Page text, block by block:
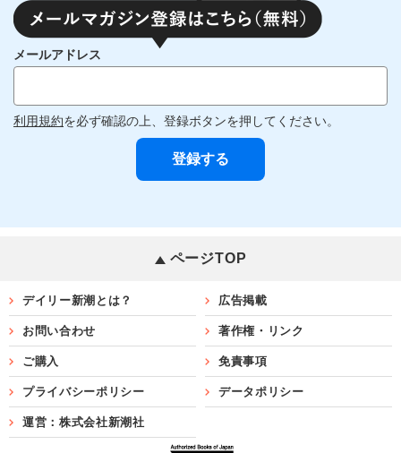
メールアドレス
利用規約を必ず確認の上、登録ボタンを押してください。
ページTOP
デイリー新潮とは？ 広告掲載
お問い合わせ 著作権・リンク
ご購入 免責事項
プライバシーポリシー データポリシー
運営：株式会社新潮社